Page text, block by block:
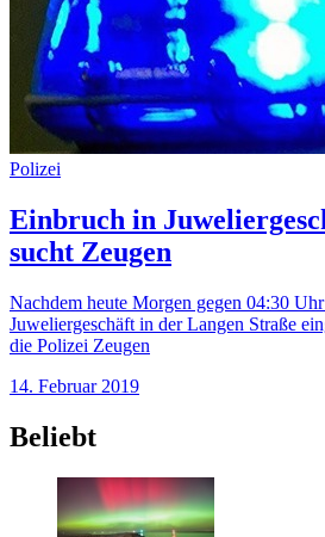
Polizei
Einbruch in
sucht Zeugen
Nachdem heute Morgen gegen 04:30
Juweliergeschäft in der Langen Straße
die Polizei Zeugen
14. Februar 2019
Beliebt